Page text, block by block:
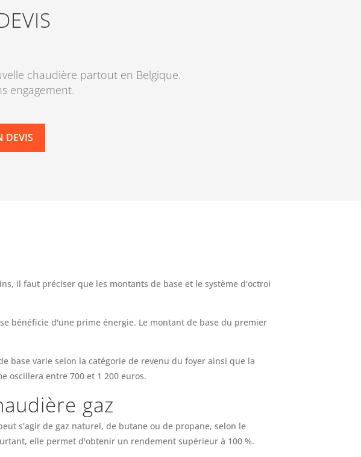
chaudière partout en Belgique.
engagement.
DEVIS
il faut préciser que les montants de base et le système d'octroi
bénéficie d'une prime énergie. Le montant de base du premier
base varie selon la catégorie de revenu du foyer ainsi que la
oscillera entre 700 et 1 200 euros.
gaz
s'agir de gaz naturel, de butane ou de propane, selon le
elle permet d'obtenir un rendement supérieur à 100 %.